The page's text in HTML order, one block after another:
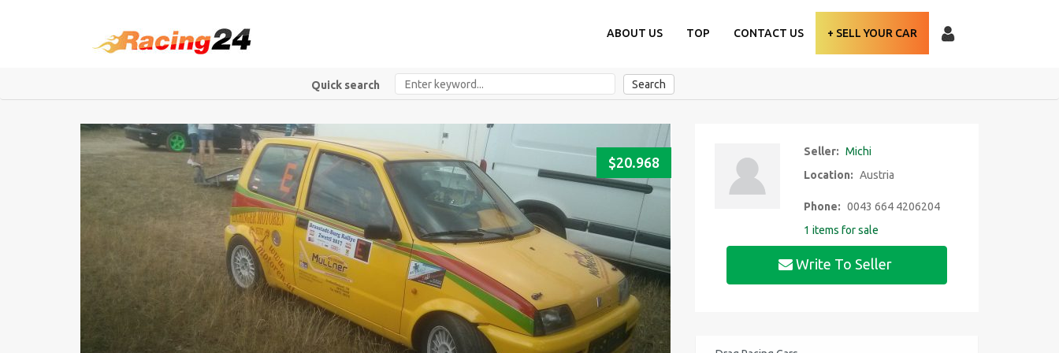
ABOUT US TOP CONTACT US + SELL YOUR CAR
Quick search Search
$20.968
Seller: Michi
Location: Austria
Phone: 0043 664 4206204
1 items for sale
Write To Seller